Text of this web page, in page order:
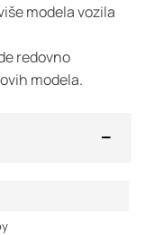
modela vozila
redovno
modela.